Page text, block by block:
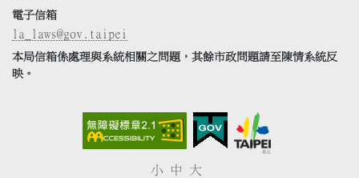
電子信箱
la_laws@gov.taipei
本局信箱係處理與系統相關之問題，其餘市政問題請至陳情系統反
映。
小 中 大